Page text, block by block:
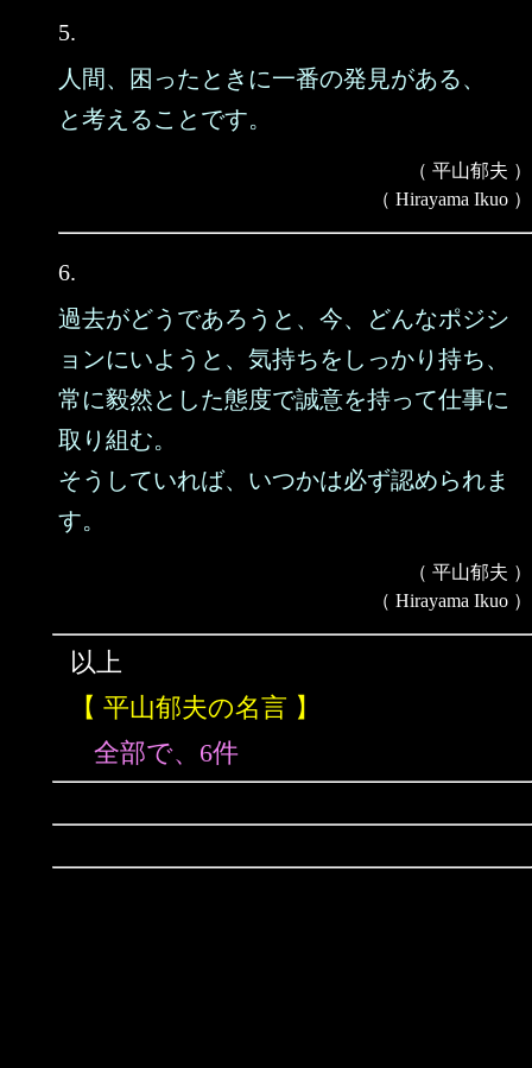
5.
人間、困ったときに一番の発見がある、
と考えることです。
（ 平山郁夫 ）
（ Hirayama Ikuo ）
6.
過去がどうであろうと、今、どんなポジシ
ョンにいようと、気持ちをしっかり持ち、
常に毅然とした態度で誠意を持って仕事に
取り組む。
そうしていれば、いつかは必ず認められま
す。
（ 平山郁夫 ）
（ Hirayama Ikuo ）
以上
【 平山郁夫の名言 】
全部で、6件